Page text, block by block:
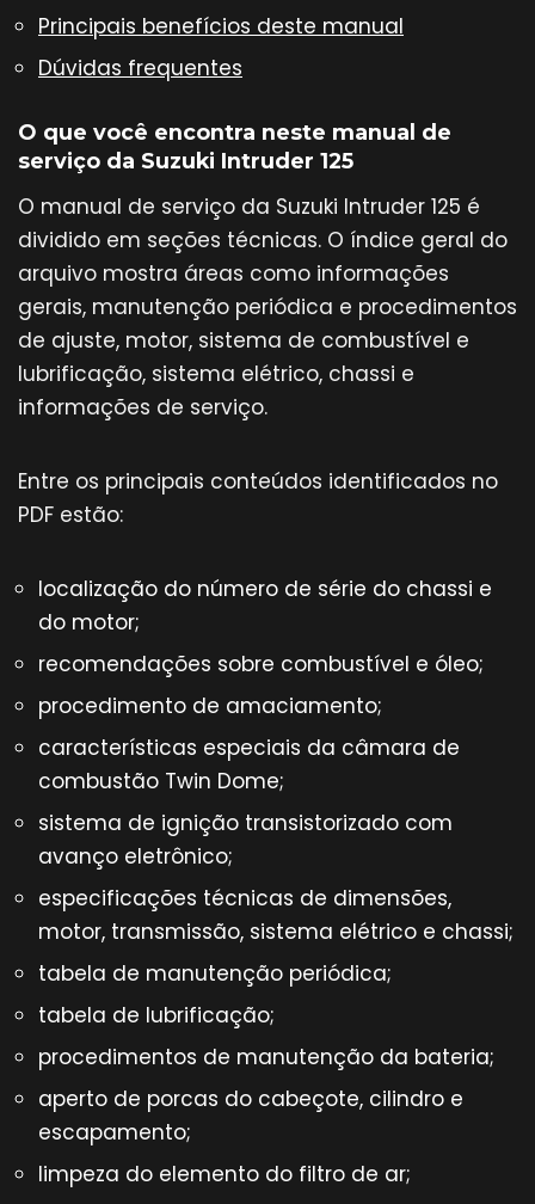
Principais benefícios deste manual
Dúvidas frequentes
O que você encontra neste manual de
serviço da Suzuki Intruder 125
O manual de serviço da Suzuki Intruder 125 é
dividido em seções técnicas. O índice geral do
arquivo mostra áreas como informações
gerais, manutenção periódica e procedimentos
de ajuste, motor, sistema de combustível e
lubrificação, sistema elétrico, chassi e
informações de serviço.
Entre os principais conteúdos identificados no
PDF estão:
localização do número de série do chassi e
do motor;
recomendações sobre combustível e óleo;
procedimento de amaciamento;
características especiais da câmara de
combustão Twin Dome;
sistema de ignição transistorizado com
avanço eletrônico;
especificações técnicas de dimensões,
motor, transmissão, sistema elétrico e chassi;
tabela de manutenção periódica;
tabela de lubrificação;
procedimentos de manutenção da bateria;
aperto de porcas do cabeçote, cilindro e
escapamento;
limpeza do elemento do filtro de ar;